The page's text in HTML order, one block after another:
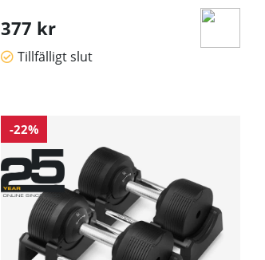
377 kr
Tillfälligt slut
-22%